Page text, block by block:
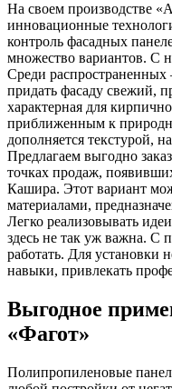
На своем производстве
инновационные
контроль фасадных
множество вариантов. С
Среди распространенных
придать фасаду свежий,
характерная для
приближенным к
дополняется текстурой,
Предлагаем выгодно
точках продаж,
Кашира. Этот вариант
материалами,
Легко реализовывать
здесь не так уж важна. С
работать. Для установки
навыки, привлекать
Выгодное
«Фагот»
Полипропиленовые